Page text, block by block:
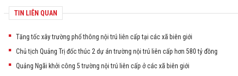
TIN LIÊN QUAN
Tăng tốc xây trường phổ thông nội trú liên cấp tại các xã biên giới
Chủ tịch Quảng Trị đốc thúc 2 dự án trường nội trú liên cấp hơn 580 tỷ đồng
Quảng Ngãi khởi công 5 trường nội trú liên cấp ở các xã biên giới